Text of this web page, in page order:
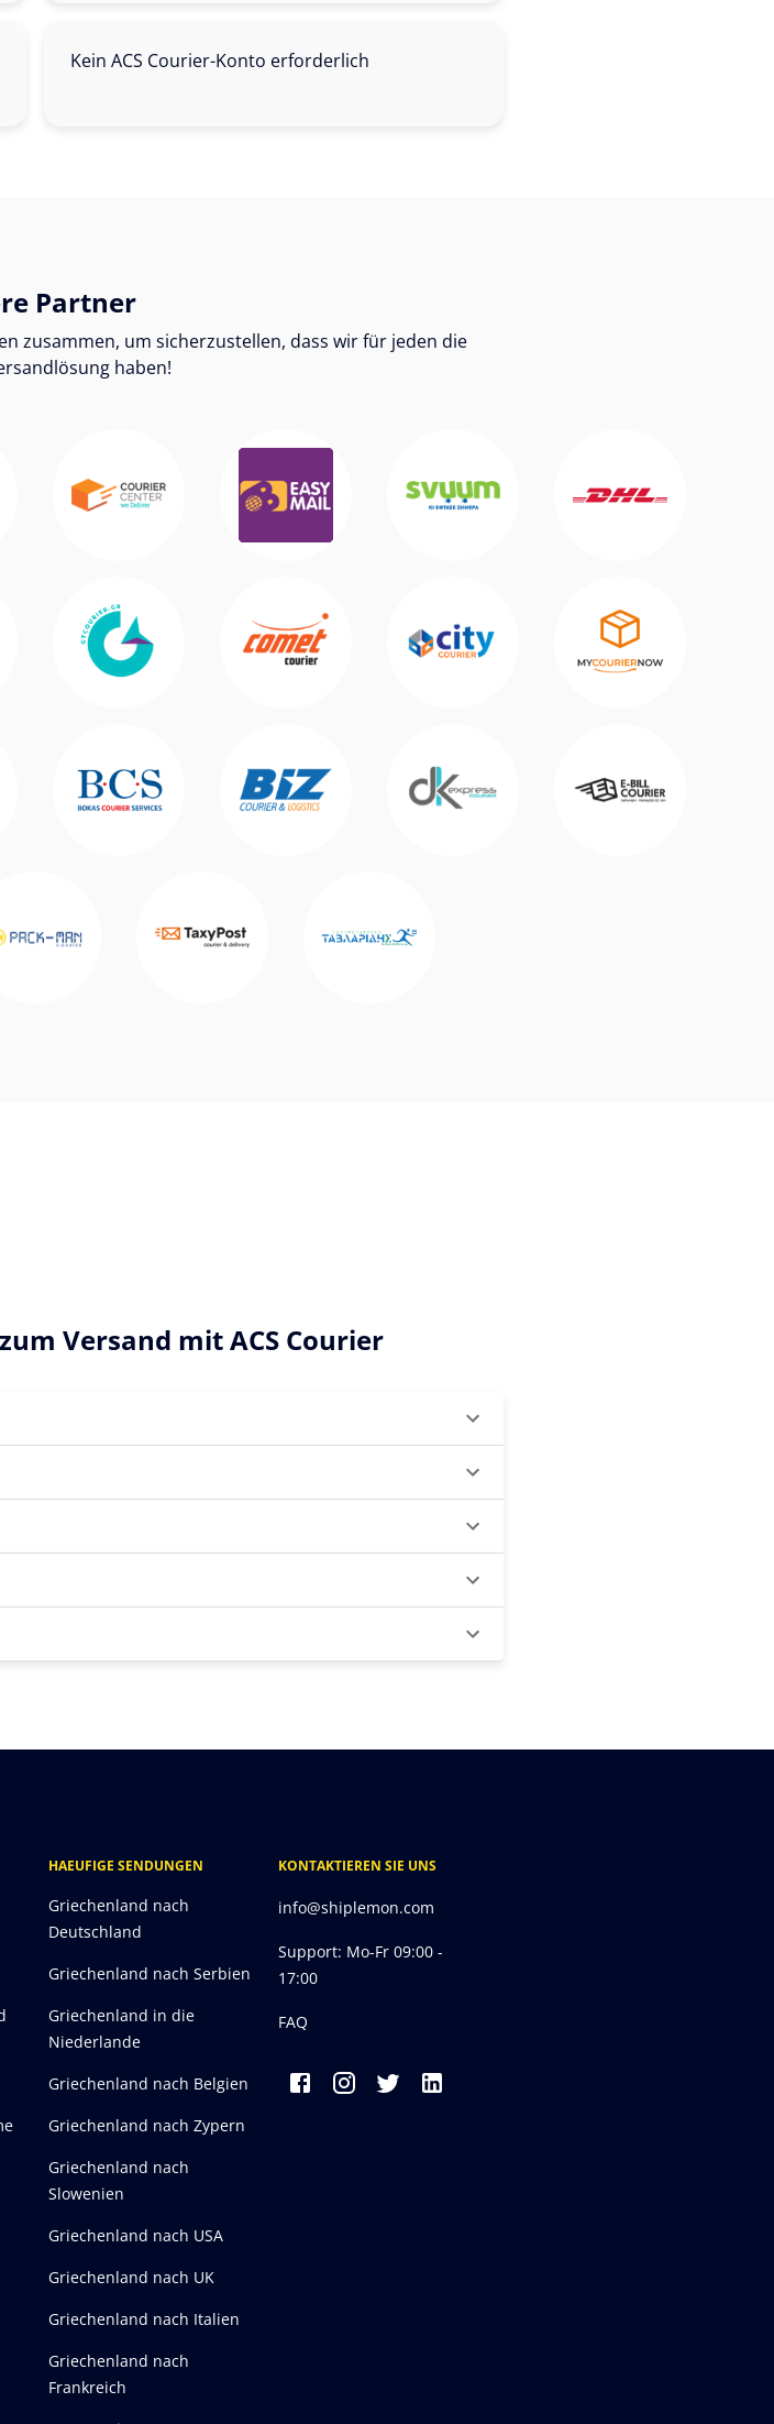
Kein ACS Courier-Konto erforderlich
Partner
zusammen, um sicherzustellen, dass wir für jeden die
haben!
Versand mit ACS Courier
HAEUFIGE SENDUNGEN
Griechenland nach
Deutschland
Griechenland nach Serbien
Griechenland in die
Niederlande
Griechenland nach Belgien
Griechenland nach Zypern
Griechenland nach
Slowenien
Griechenland nach USA
Griechenland nach UK
Griechenland nach Italien
Griechenland nach
Frankreich
KONTAKTIEREN SIE UNS
info@shiplemon.com
Support: Mo-Fr 09:00 -
17:00
FAQ